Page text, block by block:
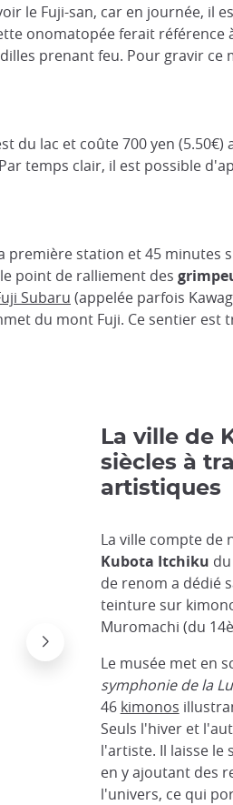
le Fuji-san, car en journée, il
onomatopée ferait référence
prenant feu. Pour gravir ce
du lac et coûte 700 yen
temps clair, il est possible
station et 45 minutes
point de ralliement des
Subaru (appelée parfois
du mont Fuji. Ce sentier est
La ville de
siècles à
artistiques
La ville compte de
Kubota Itchiku
de renom a dédié
teinture sur
Muromachi (du
Le musée met en
symphonie de la
46 kimonos
Seuls l'hiver et
l'artiste. Il laisse le
en y ajoutant des
l'univers, ce qui